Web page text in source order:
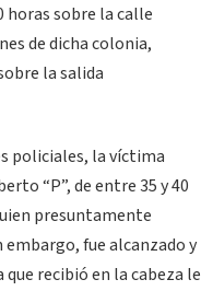
horas sobre la calle
de dicha colonia,
la salida
policiales, la víctima
“P”, de entre 35 y 40
presuntamente
fue alcanzado y
recibió en la cabeza le